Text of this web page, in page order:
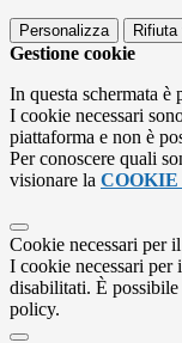
Personalizza Rifiuta
Gestione cookie
In questa schermata è
I cookie necessari
piattaforma e non è
Per conoscere quali
visionare la
Cookie necessari per
I cookie necessari per
disabilitati. È
policy.